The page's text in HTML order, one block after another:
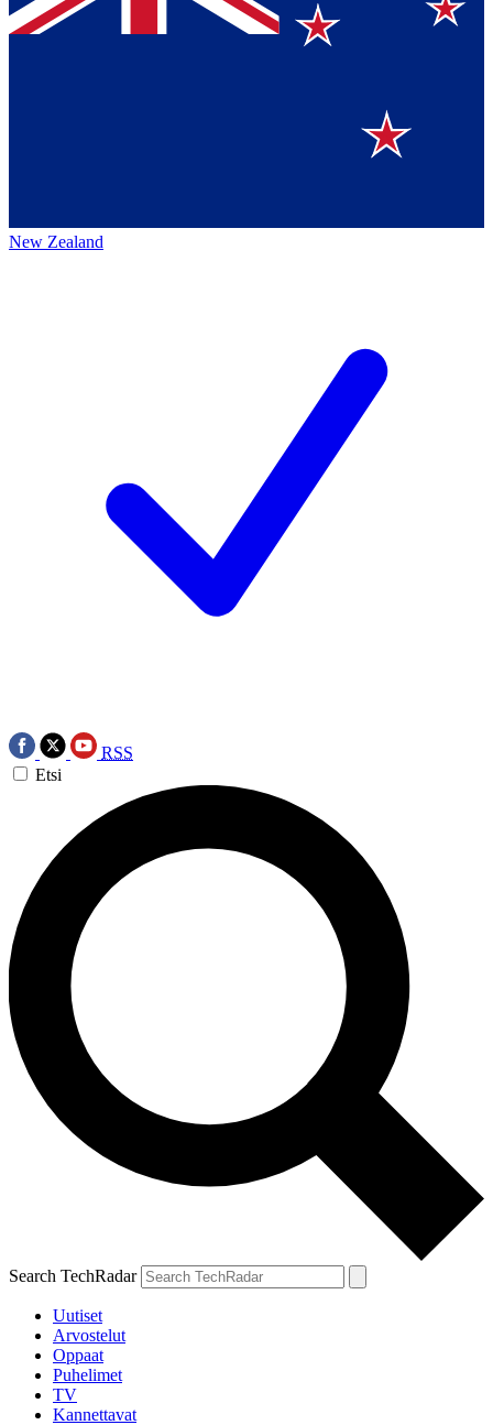
New Zealand
RSS
Etsi
Search TechRadar
Uutiset
Arvostelut
Oppaat
Puhelimet
TV
Kannettavat